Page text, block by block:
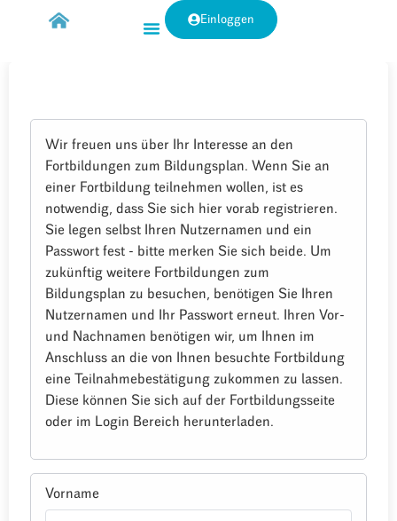
Einloggen
Wir freuen uns über Ihr Interesse an den
Fortbildungen zum Bildungsplan. Wenn Sie an
einer Fortbildung teilnehmen wollen, ist es
notwendig, dass Sie sich hier vorab registrieren.
Sie legen selbst Ihren Nutzernamen und ein
Passwort fest - bitte merken Sie sich beide. Um
zukünftig weitere Fortbildungen zum
Bildungsplan zu besuchen, benötigen Sie Ihren
Nutzernamen und Ihr Passwort erneut. Ihren Vor-
und Nachnamen benötigen wir, um Ihnen im
Anschluss an die von Ihnen besuchte Fortbildung
eine Teilnahmebestätigung zukommen zu lassen.
Diese können Sie sich auf der Fortbildungsseite
oder im Login Bereich herunterladen.
Vorname